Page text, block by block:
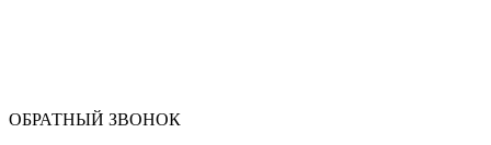
ОБРАТНЫЙ ЗВОНОК